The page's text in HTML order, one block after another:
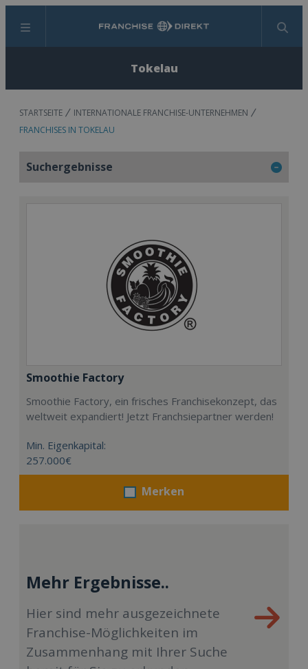
Menü Suchen
Tokelau
STARTSEITE
INTERNATIONALE FRANCHISE-UNTERNEHMEN
FRANCHISES IN TOKELAU
Suchergebnisse
Smoothie Factory
Smoothie Factory, ein frisches Franchisekonzept, das
weltweit expandiert! Jetzt Franchsiepartner werden!
Min. Eigenkapital:
257.000€
Merken
Mehr Ergebnisse..
Hier sind mehr ausgezeichnete
Franchise-Möglichkeiten im
Zusammenhang mit Ihrer Suche